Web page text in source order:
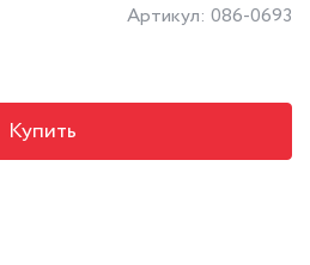
Артикул: 086-0693
Купить